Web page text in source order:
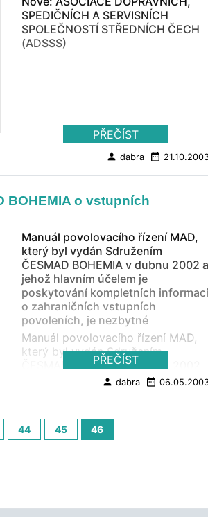
SPEDIČNÍCH A SERVISNÍCH
SPOLEČNOSTÍ STŘEDNÍCH ČECH
(ADSSS)
PŘEČÍST
person dabra date_range
BOHEMIA o vstupních
Manuál povolovacího řízení MAD,
který byl vydán Sdružením
ČESMAD BOHEMIA v dubnu 2002 a
jehož hlavním účelem je
poskytování kompletních informací
o zahraničních vstupních
povoleních, je nezbytné
Manuál povolovacího řízení MAD,
který byl vydán Sdružením
ČESMAD BOHEMIA v dubnu 2002
a jehož hlavním účelem je
povoleních, je nezbytné pravidelně
aktualizovat. Dne 17.4.2003 byla
PŘEČÍST
person dabra date_range
44 45 46